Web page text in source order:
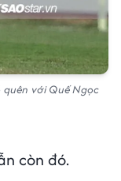
với Quế Ngọc
còn đó.